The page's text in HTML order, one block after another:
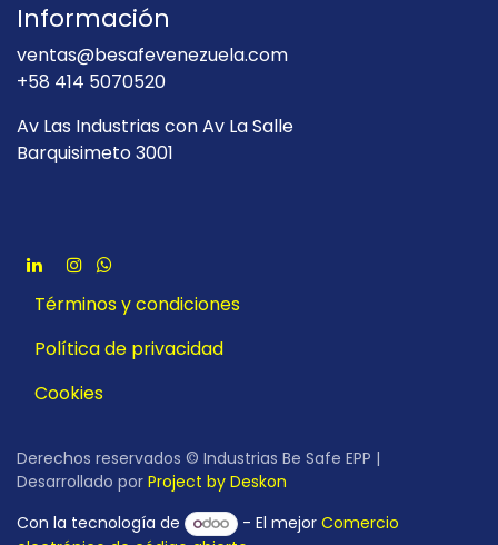
Información
ventas@besafevenezuela.com
+58 414 5070520
Av Las Industrias con Av La Salle
Barquisimeto 3001
Términos y condiciones
Política de privacidad
Cookies
Derechos reservados © Industrias Be Safe EPP |
Desarrollado por Project by Deskon
Con la tecnología de
- El mejorComercio